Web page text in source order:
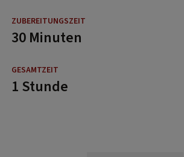
30 Minuten
1 Stunde